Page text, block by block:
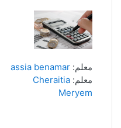
معلم: assia benamar
معلم: Cheraitia
Meryem